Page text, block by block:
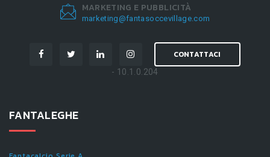
MARKETING E PUBBLICITÀ
marketing@fantasoccevillage.com
CONTATTACI
- 10.1.0.204
FANTALEGHE